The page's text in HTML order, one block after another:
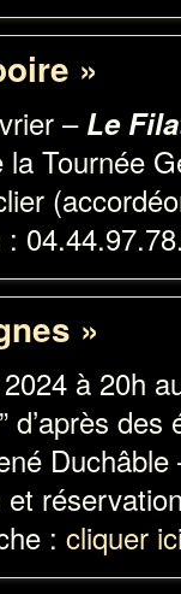
»
– Le
Tournée
»
à 20h
d’après
Duchâble
:cliquer